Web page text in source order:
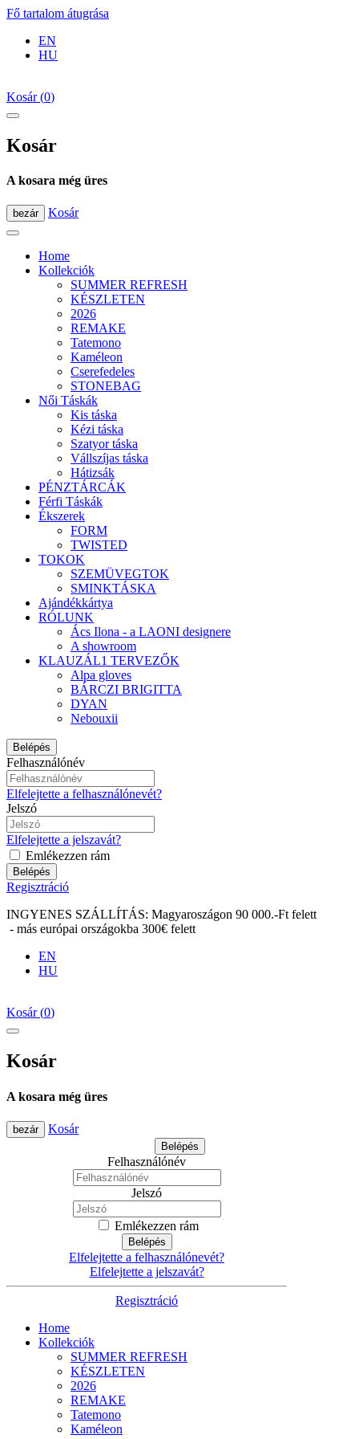
Fő tartalom átugrása
EN
HU
Kosár(0)
Kosár
A kosara még üres
bezár Kosár
Home
Kollekciók
SUMMER REFRESH
KÉSZLETEN
2026
REMAKE
Tatemono
Kaméleon
Cserefedeles
STONEBAG
Női Táskák
Kis táska
Kézi táska
Szatyor táska
Vállszíjas táska
Hátizsák
PÉNZTÁRCÁK
Férfi Táskák
Ékszerek
FORM
TWISTED
TOKOK
SZEMÜVEGTOK
SMINKTÁSKA
Ajándékkártya
RÓLUNK
Ács Ilona - a LAONI designere
A showroom
KLAUZÁL1 TERVEZŐK
Alpa gloves
BÁRCZI BRIGITTA
DYAN
Nebouxii
Belépés
Felhasználónév
Elfelejtette a felhasználónevét?
Jelszó
Elfelejtette a jelszavát?
Emlékezzen rám
Belépés
Regisztráció
INGYENES SZÁLLÍTÁS: Magyaroszágon 90 000.-Ft felett
- más európai országokba 300€ felett
EN
HU
Kosár(0)
Kosár
A kosara még üres
bezár Kosár
Belépés
Felhasználónév
Jelszó
Emlékezzen rám
Belépés
Elfelejtette a felhasználónevét?
Elfelejtette a jelszavát?
Regisztráció
Home
Kollekciók
SUMMER REFRESH
KÉSZLETEN
2026
REMAKE
Tatemono
Kaméleon